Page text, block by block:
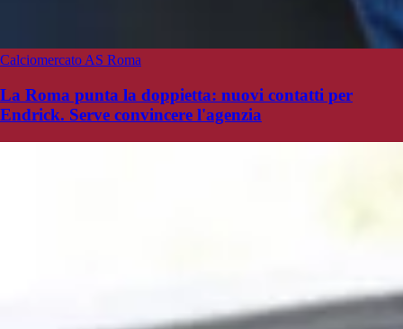
Calciomercato AS Roma
La Roma punta la doppietta: nuovi contatti per
Endrick. Serve convincere l'agenzia